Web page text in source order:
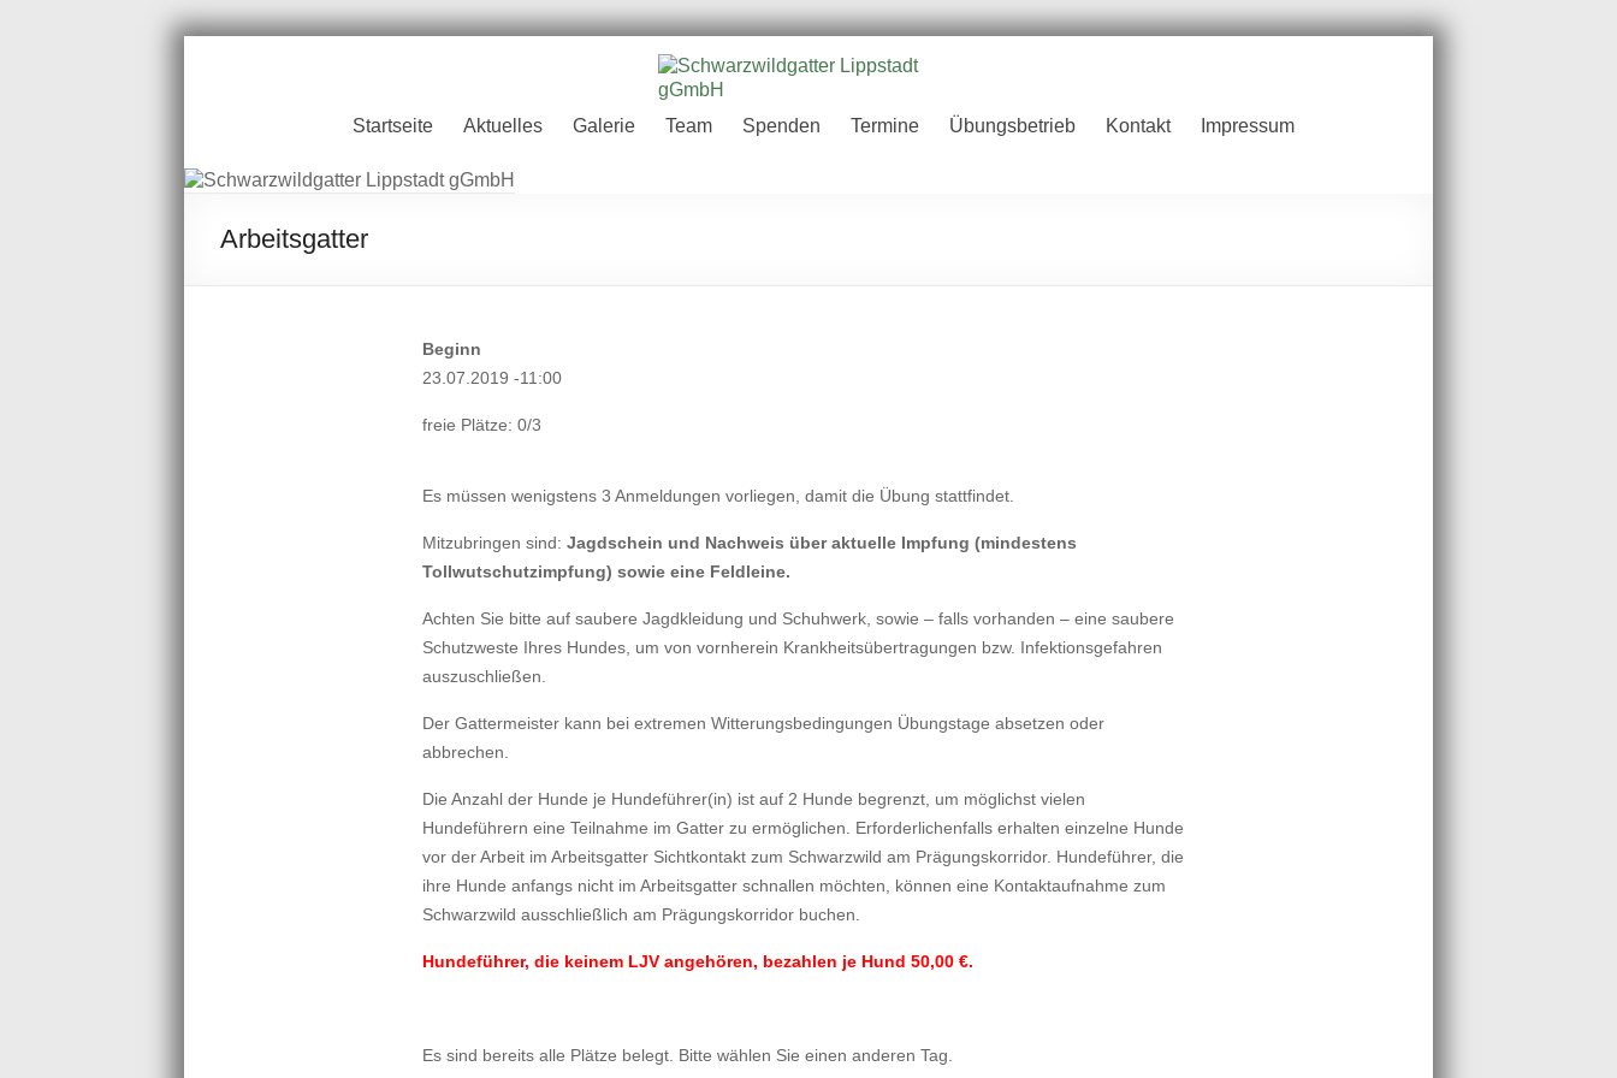
Schwarzwildgatter
Lippstadt gGmbH
Startseite Aktuelles Galerie Team Spenden Termine Übungsbetrieb Kontakt Impressum
Arbeitsgatter
Beginn
23.07.2019 -11:00
freie Plätze: 0/3
Es müssen wenigstens 3 Anmeldungen vorliegen, damit die Übung stattfindet.
Mitzubringen sind:Jagdschein und Nachweis über aktuelle Impfung (mindestens
Tollwutschutzimpfung) sowie eine Feldleine.
Achten Sie bitte auf saubere Jagdkleidung und Schuhwerk, sowie – falls vorhanden – eine saubere
Schutzweste Ihres Hundes, um von vornherein Krankheitsübertragungen bzw. Infektionsgefahren
auszuschließen.
Der Gattermeister kann bei extremen Witterungsbedingungen Übungstage absetzen oder
abbrechen.
Die Anzahl der Hunde je Hundeführer(in) ist auf 2 Hunde begrenzt, um möglichst vielen
Hundeführern eine Teilnahme im Gatter zu ermöglichen. Erforderlichenfalls erhalten einzelne Hunde
vor der Arbeit im Arbeitsgatter Sichtkontakt zum Schwarzwild am Prägungskorridor. Hundeführer, die
ihre Hunde anfangs nicht im Arbeitsgatter schnallen möchten, können eine Kontaktaufnahme zum
Schwarzwild ausschließlich am Prägungskorridor buchen.
Hundeführer, die keinem LJV angehören, bezahlen je Hund 50,00 €.
Es sind bereits alle Plätze belegt. Bitte wählen Sie einen anderen Tag.